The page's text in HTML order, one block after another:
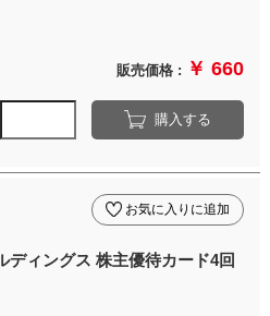
販売価格 : ￥ 660
購入する
ディングス 株主優待カード4回
お気に入りに追加